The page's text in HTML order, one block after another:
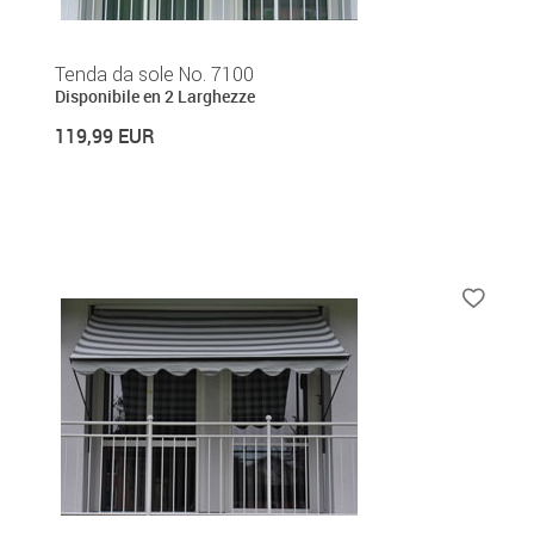
Tenda da sole No. 7100
Disponibile en 2 Larghezze
119,99 EUR